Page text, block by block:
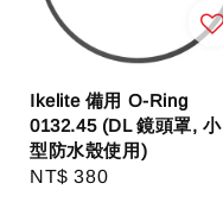
Ikelite 備用 O-Ring
0132.45 (DL 鏡頭罩, 小
型防水殼使用)
Regular
NT$ 380